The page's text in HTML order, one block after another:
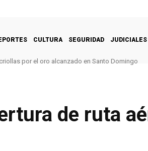
CULTURA SEGURIDAD JUDICIALES
por el oro alcanzado en Santo Domingo
de ruta